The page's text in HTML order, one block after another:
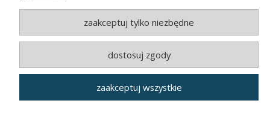
INFORMACJE
Wszystkie prawa zastrzeżone.
zaakceptuj tylko niezbędne
dostosuj zgody
zaakceptuj wszystkie